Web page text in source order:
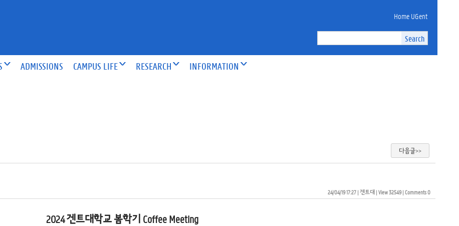
Home UGent
ADMISSIONS CAMPUS LIFE RESEARCH INFORMATION
다음글>>
24/04/19 17:27| 겐트대| View 32549| Comments 0
2024 겐트대학교 봄학기 Coffee Meeting